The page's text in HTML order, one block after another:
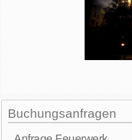
Buchungsanfragen